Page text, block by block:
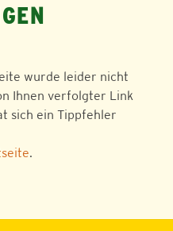
wurde leider nicht
Ihnen verfolgter Link
sich ein Tippfehler
.